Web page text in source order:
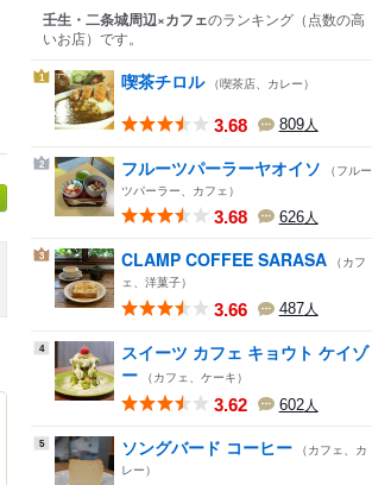
壬生・二条城周辺×カフェのランキング （点数の高
いお店） です。
1 喫茶チロル （喫茶店、カレー）
3.68 809人
2 フルーツパーラーヤオイソ
（フルー
ツパーラー、カフェ）
3.68 626人
3 CLAMP COFFEE SARASA （カフ
ェ、洋菓子）
3.66 487人
4
スイーツ カフェ キョウト ケイゾ
ー （カフェ、ケーキ）
3.62 602人
5 ソングバード コーヒー （カフェ、カ
レー）